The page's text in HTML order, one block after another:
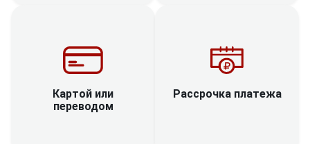
Картой или
переводом
Рассрочка платежа